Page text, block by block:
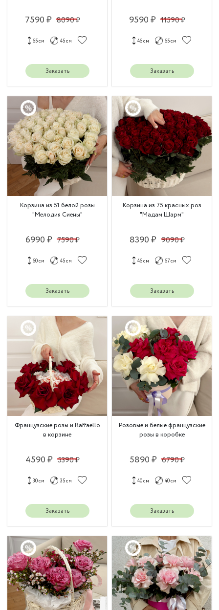
7590 ₽ 8090 ₽
55 см 45 см
Заказать
9590 ₽ 11590 ₽
45 см 55 см
Заказать
Корзина из 51 белой розы
"Мелодия Сиены"
6990 ₽ 7590 ₽
50 см 45 см
Заказать
Корзина из 75 красных роз
"Мадам Шарм"
8390 ₽ 9090 ₽
45 см 57 см
Заказать
Французские розы и Raffaello
в корзине
4590 ₽ 5390 ₽
30 см 35 см
Заказать
Розовые и белые французские
розы в коробке
5890 ₽ 6790 ₽
40 см 40 см
Заказать